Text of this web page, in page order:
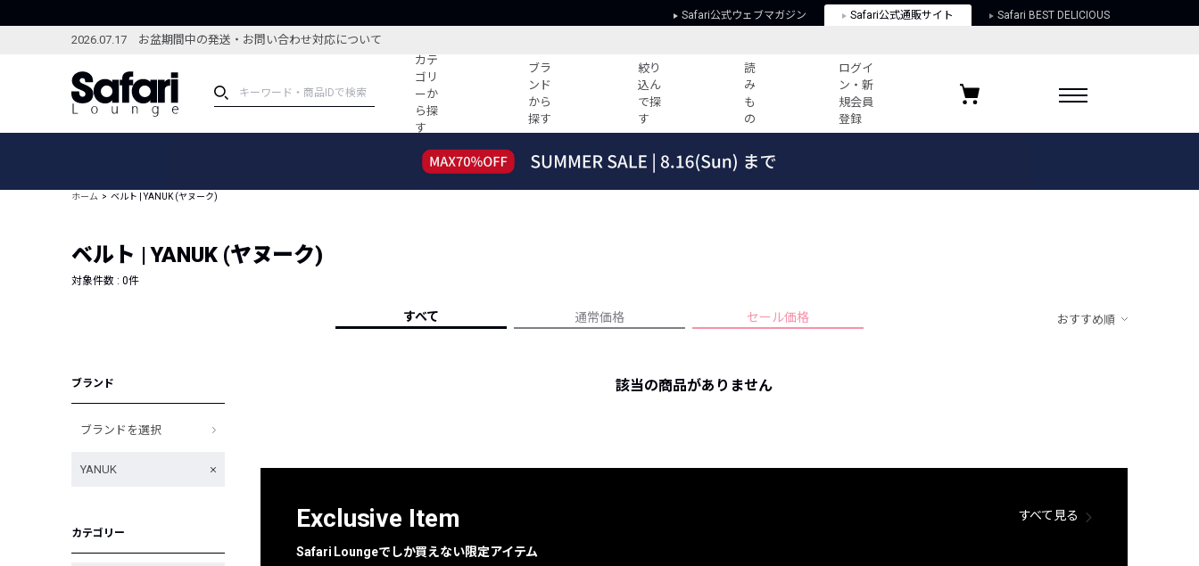
Safari公式ウェブマガジン Safari公式通販サイト Safari BEST DELICIOUS
2026.07.17 お盆期間中の発送・お問い合わせ対応について
カテ
ゴリ
ーか
ら探
す
ブラ
ンド
から
探す
絞り
込ん
で探
す
読
み
も
の
ログイ
ン・新
規会員
登録
ブランドから探す
新着アイテム
編集部のおすすめアイテム
コーディネート
すべての記事
人気記事ランキング
フォーカスブランド
プライバシーポリシー
お気に入りブランド
ホーム ベルト | YANUK (ヤヌーク)
ベルト | YANUK (ヤヌーク)
対象件数 : 0件
すべて 通常価格 セール価格 おすすめ順
ブランド
ブランドを選択
YANUK
カテゴリー
該当の商品がありません
Exclusive Item
Safari Loungeでしか買えない限定アイテム
すべて見る